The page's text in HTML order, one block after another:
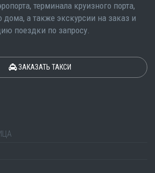
терминала круизного порта,
дома, а также экскурсии на заказ и
поездки по запросу.
ЗАКАЗАТЬ ТАКСИ